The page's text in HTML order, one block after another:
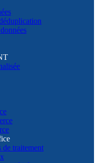
de traitement